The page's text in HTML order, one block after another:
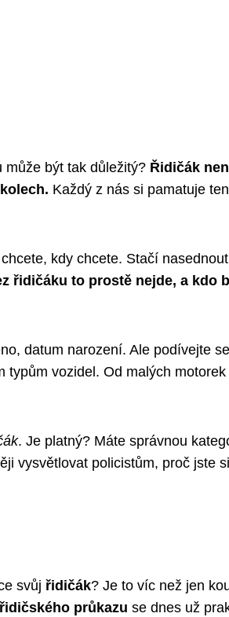
může být tak důležitý? Řidičák
Každý z nás si pamatuje
kdy chcete. Stačí
řidičáku to prostě nejde, a kdo
datum narození. Ale podívejte
vozidel. Od malých
. Je platný? Máte správnou
vysvětlovat policistům, proč jste
svůj řidičák? Je to víc než jen
průkazu se dnes už